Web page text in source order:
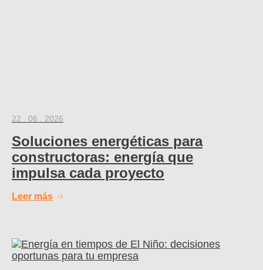
22 . 06 . 2026
Soluciones energéticas para
constructoras: energía que
impulsa cada proyecto
Leer más